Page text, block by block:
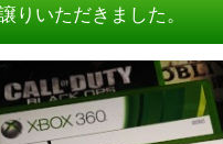
りいただきました。